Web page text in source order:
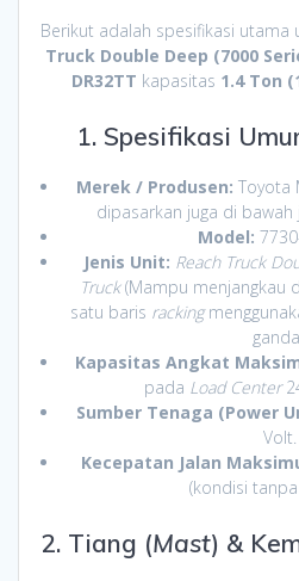
Berikut adalah spesifikasi utama
Truck Double Deep (7000
DR32TT kapasitas 1.4 Ton
1. Spesifikasi
Merek / Produsen: Toyota
dipasarkan juga di bawah
Model:
Jenis Unit: Reach Truck
Truck(Mampu menjangkau
satu baris racking
Kapasitas Angkat
pada Load Center
Sumber Tenaga (Power
Volt.
Kecepatan Jalan
(kondisi
2. Tiang (Mast) &